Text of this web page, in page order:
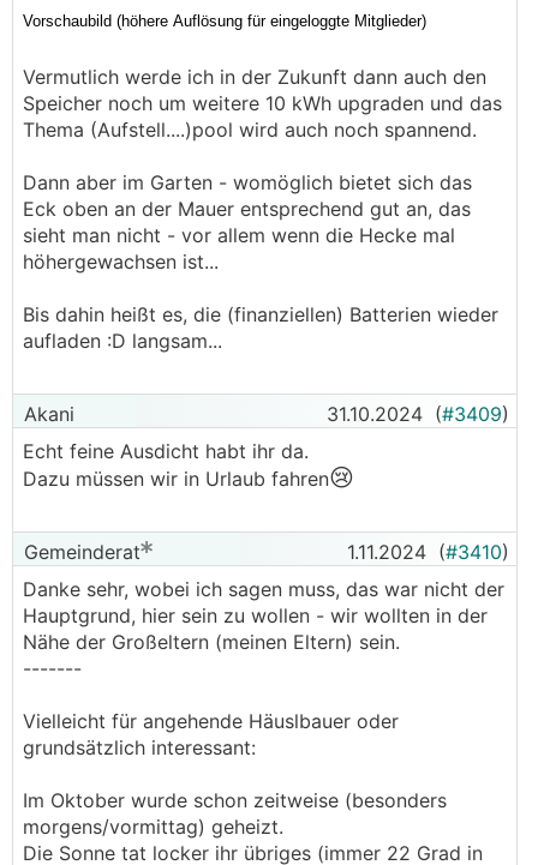
Vermutlich werde ich in der Zukunft dann auch den
Speicher noch um weitere 10 kWh upgraden und das
Thema (Aufstell....)pool wird auch noch spannend.
Dann aber im Garten - womöglich bietet sich das
Eck oben an der Mauer entsprechend gut an, das
sieht man nicht - vor allem wenn die Hecke mal
höhergewachsen ist...
Bis dahin heißt es, die (finanziellen) Batterien wieder
aufladen :D langsam...
Akani 31.10.2024 (#3409)
Echt feine Ausdicht habt ihr da.
Dazu müssen wir in Urlaub fahren😢
Gemeinderat 1.11.2024 (#3410)
Danke sehr, wobei ich sagen muss, das war nicht der
Hauptgrund, hier sein zu wollen - wir wollten in der
Nähe der Großeltern (meinen Eltern) sein.
-------
Vielleicht für angehende Häuslbauer oder
grundsätzlich interessant:
Im Oktober wurde schon zeitweise (besonders
morgens/vormittag) geheizt.
Die Sonne tat locker ihr übriges (immer 22 Grad in